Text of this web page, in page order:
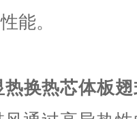
能。
热换热芯体板